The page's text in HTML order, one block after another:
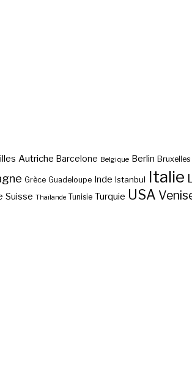
Autriche Barcelone Belgique Berlin Bruxelles
Grèce Guadeloupe Inde Istanbul Italie
Suisse Thaïlande Tunisie Turquie USA